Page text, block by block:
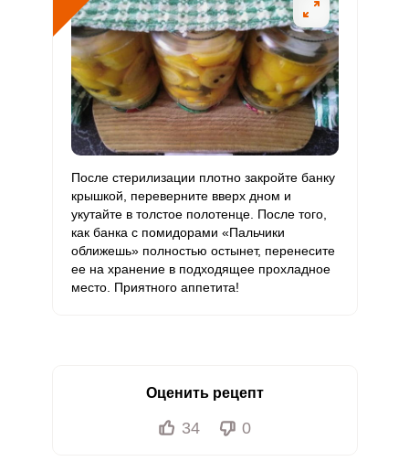
После стерилизации плотно закройте банку
крышкой, переверните вверх дном и
укутайте в толстое полотенце. После того,
как банка с помидорами «Пальчики
оближешь» полностью остынет, перенесите
ее на хранение в подходящее прохладное
место. Приятного аппетита!
Оценить рецепт
34 0